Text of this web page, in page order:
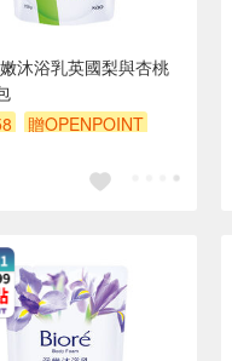
沐浴乳英國梨與杏桃
贈OPENPOINT